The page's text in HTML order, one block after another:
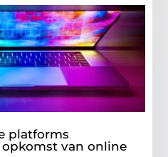
platforms
van online